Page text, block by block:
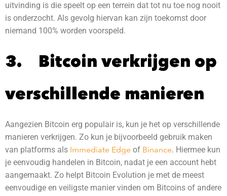
uitvinding is die speelt op een terrein dat tot nu toe nog nooit
is onderzocht. Als gevolg hiervan kan zijn toekomst door
niemand 100% worden voorspeld.
3. Bitcoin verkrijgen op
verschillende manieren
Aangezien Bitcoin erg populair is, kun je het op verschillende
manieren verkrijgen. Zo kun je bijvoorbeeld gebruik maken
van platforms als Immediate Edge of Binance. Hiermee kun
je eenvoudig handelen in Bitcoin, nadat je een account hebt
aangemaakt. Zo helpt Bitcoin Evolution je met de meest
eenvoudige en veiligste manier vinden om Bitcoins of andere